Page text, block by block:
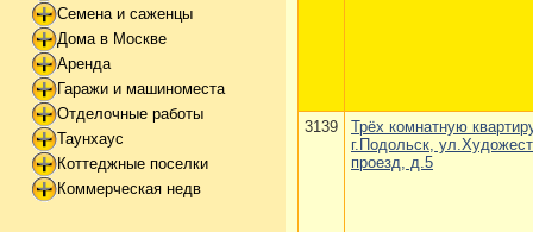
Семена и саженцы
Дома в Москве
Аренда
Гаражи и машиноместа
Отделочные работы
Таунхаус
Коттеджные поселки
Коммерческая недв
3139
Трёх комнатную
г.Подольск,
проезд, д.5